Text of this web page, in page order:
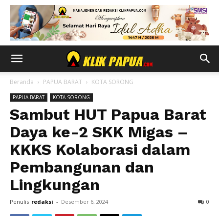
Beranda PAPUA BARAT KOTA SORONG
PAPUA BARAT KOTA SORONG
Sambut HUT Papua Barat
Daya ke-2 SKK Migas –
KKKS Kolaborasi dalam
Pembangunan dan
Lingkungan
Penulis redaksi - Desember 6, 2024 0